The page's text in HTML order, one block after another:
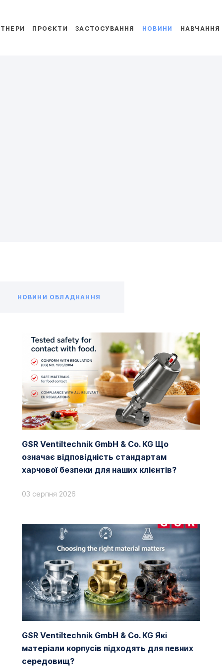
ПРОЄКТИ ЗАСТОСУВАННЯ НОВИНИ НАВЧАННЯ
НОВИНИ ОБЛАДНАННЯ
GSR Ventiltechnik GmbH & Co. KG Що
означає відповідність стандартам
харчової безпеки для наших клієнтів?
03 серпня 2026
GSR Ventiltechnik GmbH & Co. KG Які
матеріали корпусів підходять для певних
середовищ?